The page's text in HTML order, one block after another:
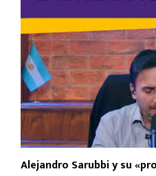
Alejandro Sarubbi y su